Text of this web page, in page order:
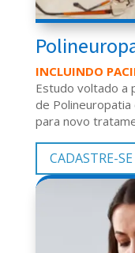
INCLUINDO
Estudo voltado a
de Polineuropatia
para novo
CADASTRE-SE